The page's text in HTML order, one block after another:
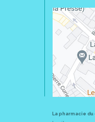
La pharmacie